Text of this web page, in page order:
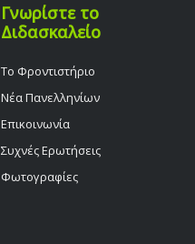
Γνωρίστε το
Διδασκαλείο
Το Φροντιστήριο
Νέα Πανελληνίων
Επικοινωνία
Συχνές Ερωτήσεις
Φωτογραφίες